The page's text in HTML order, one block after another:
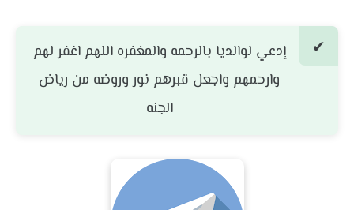
إدعي لوالديا بالرحمه والمغفره اللهم اغفر لهم
وارحمهم واجعل قبرهم نور وروضه من رياض
الجنه